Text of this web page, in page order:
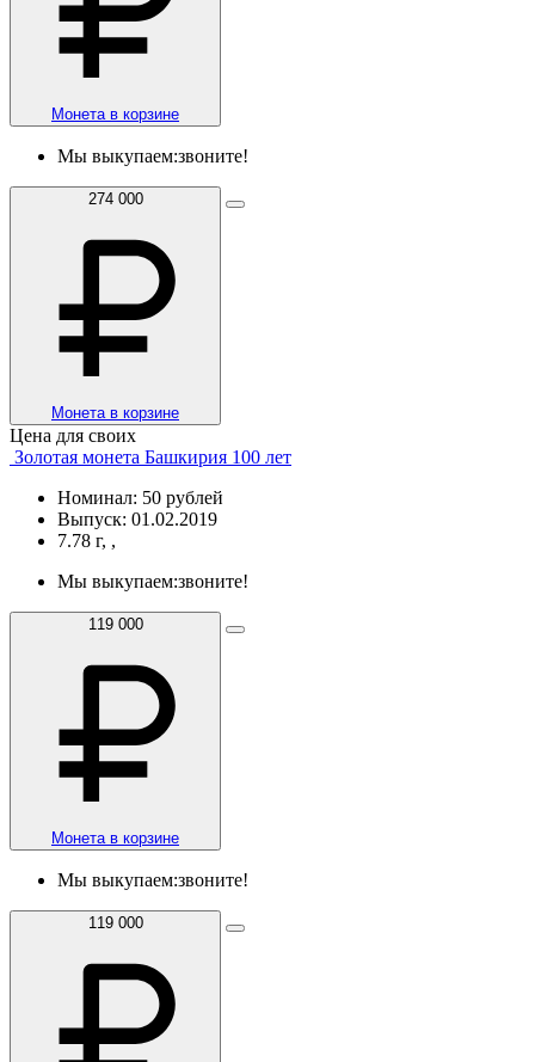
Монета в корзине
Мы выкупаем:звоните!
274 000
Монета в корзине
Цена для своих
Золотая монета Башкирия 100 лет
Номинал: 50 рублей
Выпуск: 01.02.2019
7.78 г, ,
Мы выкупаем:звоните!
119 000
Монета в корзине
Мы выкупаем:звоните!
119 000